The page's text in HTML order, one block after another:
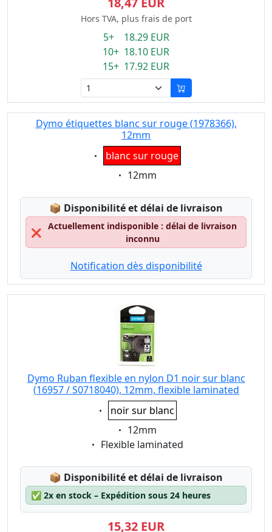
Hors TVA, plus frais de port
5+ 18.29 EUR
10+ 18.10 EUR
15+ 17.92 EUR
Dymo étiquettes blanc sur rouge (1978366),
12mm
Eigenschaft:
blanc sur rouge
Eigenschaft:
12mm
📦 Lagerstatus:
Disponibilité et délai de livraison
❌
Actuellement indisponible : délai de livraison
inconnu
Notification dès disponibilité
Dymo Ruban flexible en nylon D1 noir sur blanc
(16957 / S0718040), 12mm, flexible laminated
Eigenschaft:
noir sur blanc
Eigenschaft:
12mm
Eigenschaft:
Flexible laminated
📦 Lagerstatus:
Disponibilité et délai de livraison
✅ 2x en stock – Expédition sous 24 heures
15,32 EUR